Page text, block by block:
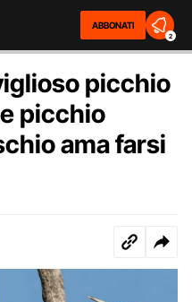
ABBONATI
2
picchio
picchio
ama farsi